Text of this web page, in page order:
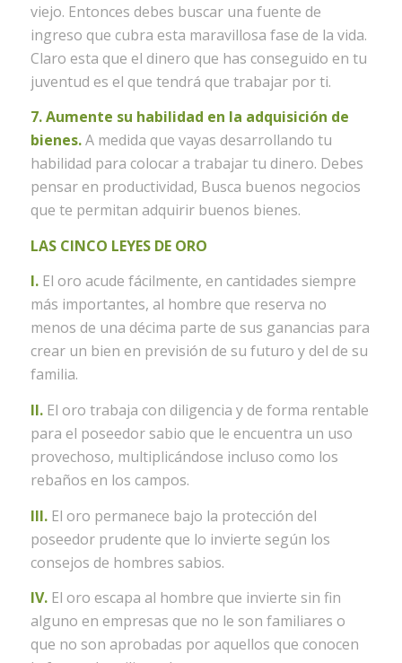
viejo. Entonces debes buscar una fuente de
ingreso que cubra esta maravillosa fase de la vida.
Claro esta que el dinero que has conseguido en tu
juventud es el que tendrá que trabajar por ti.
7. Aumente su habilidad en la adquisición de
bienes.A medida que vayas desarrollando tu
habilidad para colocar a trabajar tu dinero. Debes
pensar en productividad, Busca buenos negocios
que te permitan adquirir buenos bienes.
LAS CINCO LEYES DE ORO
I.El oro acude fácilmente, en cantidades siempre
más importantes, al hombre que reserva no
menos de una décima parte de sus ganancias para
crear un bien en previsión de su futuro y del de su
familia.
II.El oro trabaja con diligencia y de forma rentable
para el poseedor sabio que le encuentra un uso
provechoso, multiplicándose incluso como los
rebaños en los campos.
III.El oro permanece bajo la protección del
poseedor prudente que lo invierte según los
consejos de hombres sabios.
IV.El oro escapa al hombre que invierte sin fin
alguno en empresas que no le son familiares o
que no son aprobadas por aquellos que conocen